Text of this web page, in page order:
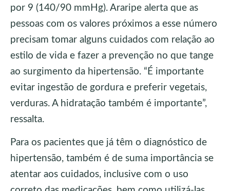
por 9 (140/90 mmHg). Araripe alerta que as
pessoas com os valores próximos a esse número
precisam tomar alguns cuidados com relação ao
estilo de vida e fazer a prevenção no que tange
ao surgimento da hipertensão. “É importante
evitar ingestão de gordura e preferir vegetais,
verduras. A hidratação também é importante”,
ressalta.
Para os pacientes que já têm o diagnóstico de
hipertensão, também é de suma importância se
atentar aos cuidados, inclusive com o uso